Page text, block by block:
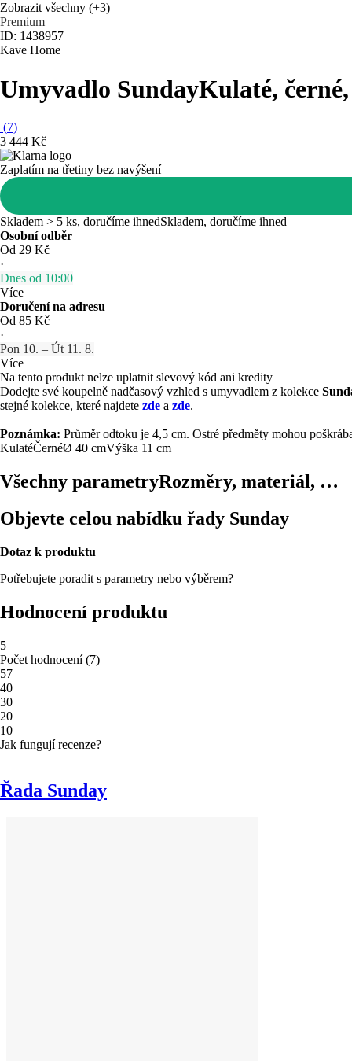
Zobrazit všechny (+3)
Premium
ID: 1438957
Kave Home
Umyvadlo SundayKulaté,
(7)
3 444 Kč
Zaplatím na třetiny bez navýšení
Skladem > 5 ks, doručíme ihnedSkladem, doručíme ihned
Osobní odběr
Od 29 Kč
·
Dnes od 10:00
Více
Doručení na adresu
Od 85 Kč
·
Pon 10. – Út 11. 8.
Více
Na tento produkt nelze uplatnit slevový kód ani kredity
Dodejte své koupelně nadčasový vzhled s umyvadlem z kolekce
stejné kolekce, které najdete zde a zde.
Poznámka: Průměr odtoku je 4,5 cm. Ostré předměty mohou
KulatéČernéØ 40 cmVýška 11 cm
Všechny parametryRozměry, materiál, …
Objevte celou nabídku řady Sunday
Dotaz k produktu
Potřebujete poradit s parametry nebo výběrem?
Hodnocení produktu
5
Počet hodnocení(7)
57
40
30
20
10
Jak fungují recenze?
Řada Sunday